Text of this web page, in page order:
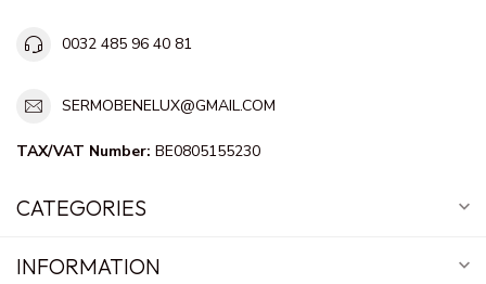
0032 485 96 40 81
SERMOBENELUX@GMAIL.COM
TAX/VAT Number: BE0805155230
CATEGORIES
INFORMATION